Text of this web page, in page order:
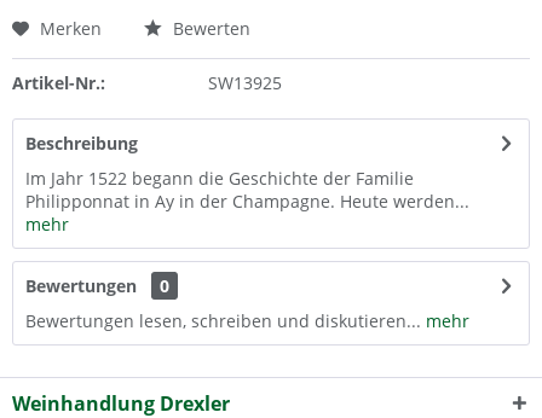
Merken Bewerten
Artikel-Nr.: SW13925
Beschreibung
Im Jahr 1522 begann die Geschichte der Familie
Philipponnat in Ay in der Champagne. Heute werden...
mehr
Bewertungen
0
Bewertungen lesen, schreiben und diskutieren... mehr
Weinhandlung Drexler